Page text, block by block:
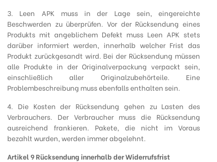
3. Leen APK muss in der Lage sein, eingereichte
Beschwerden zu überprüfen. Vor der Rücksendung eines
Produkts mit angeblichem Defekt muss Leen APK stets
darüber informiert werden, innerhalb welcher Frist das
Produkt zurückgesandt wird. Bei der Rücksendung müssen
alle Produkte in der Originalverpackung verpackt sein,
einschließlich aller Originalzubehörteile. Eine
Problembeschreibung muss ebenfalls enthalten sein.
4. Die Kosten der Rücksendung gehen zu Lasten des
Verbrauchers. Der Verbraucher muss die Rücksendung
ausreichend frankieren. Pakete, die nicht im Voraus
bezahlt wurden, werden immer abgelehnt.
Artikel 9 Rücksendung innerhalb der Widerrufsfrist